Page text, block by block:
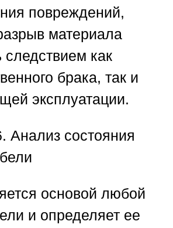
повреждений,
материала
как
брака, так и
эксплуатации.
Анализ состояния
основой любой
и определяет ее